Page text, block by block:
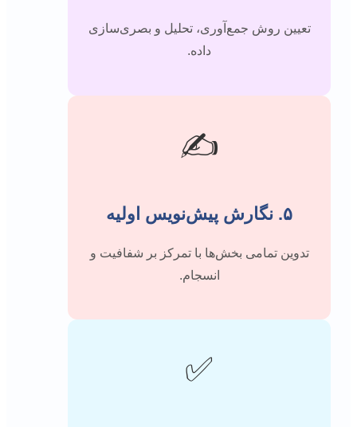
تعیین روش جمع‌آوری، تحلیل و بصری‌سازی
داده.
✍️
۵. نگارش پیش‌نویس اولیه
تدوین تمامی بخش‌ها با تمرکز بر شفافیت و
انسجام.
✅